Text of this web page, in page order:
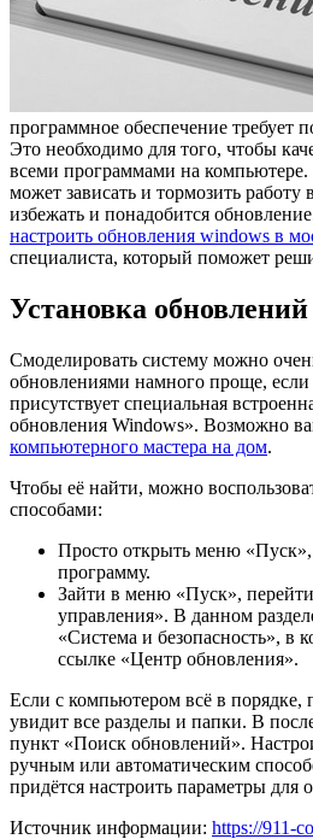
программное обеспечение требует
Это необходимо для того, чтобы
всеми программами на компьютере.
может зависать и тормозить работу
избежать и понадобится
настроить обновления windows в
специалиста, который поможет
Установка обновлений
Смоделировать систему можно
обновлениями намного проще,
присутствует специальная
обновления Windows». Возможно
компьютерного мастера на дом.
Чтобы её найти, можно
способами:
Просто открыть меню
программу.
Зайти в меню «Пуск»,
управления». В данном
«Система и безопасность», в
ссылке «Центр обновления».
Если с компьютером всё в порядке,
увидит все разделы и папки. В
пункт «Поиск обновлений».
ручным или автоматическим
придётся настроить параметры для
Источник информации: https://911-